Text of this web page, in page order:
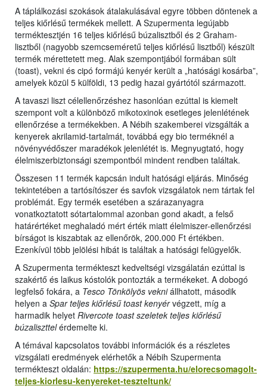
A táplálkozási szokások átalakulásával egyre többen döntenek a
teljes kiőrlésű termékek mellett. A Szupermenta legújabb
terméktesztjén 16 teljes kiőrlésű búzalisztből és 2 Graham-
lisztből (nagyobb szemcseméretű teljes kiőrlésű lisztből) készült
termék mérettetett meg. Alak szempontjából formában sült
(toast), vekni és cipó formájú kenyér került a „hatósági kosárba”,
amelyek közül 5 külföldi, 13 pedig hazai gyártótól származott.
A tavaszi liszt célellenőrzéshez hasonlóan ezúttal is kiemelt
szempont volt a különböző mikotoxinok esetleges jelenlétének
ellenőrzése a termékekben. A Nébih szakemberei vizsgálták a
kenyerek akrilamid-tartalmát, továbbá egy bio terméknél a
növényvédőszer maradékok jelenlétét is. Megnyugtató, hogy
élelmiszerbiztonsági szempontból mindent rendben találtak.
Összesen 11 termék kapcsán indult hatósági eljárás. Minőség
tekintetében a tartósítószer és savfok vizsgálatok nem tártak fel
problémát. Egy termék esetében a szárazanyagra
vonatkoztatott sótartalommal azonban gond akadt, a felső
határértéket meghaladó mért érték miatt élelmiszer-ellenőrzési
bírságot is kiszabtak az ellenőrök, 200.000 Ft értékben.
Ezenkívül több jelölési hibát is találtak a hatósági felügyelők.
A Szupermenta termékteszt kedveltségi vizsgálatán ezúttal is
szakértő és laikus kóstolók pontozták a termékeket. A dobogó
legfelső fokára, a Tesco Tönkölyös vekniállhatott, második
helyen a Spar teljes kiőrlésű toast kenyérvégzett, míg a
harmadik helyet Rivercote toast szeletek teljes kiőrlésű
búzaliszttelérdemelte ki.
A témával kapcsolatos további információk és a részletes
vizsgálati eredmények elérhetők a Nébih Szupermenta
termékteszt oldalán: https://szupermenta.hu/elorecsomagolt-
teljes-kiorlesu-kenyereket-teszteltunk/